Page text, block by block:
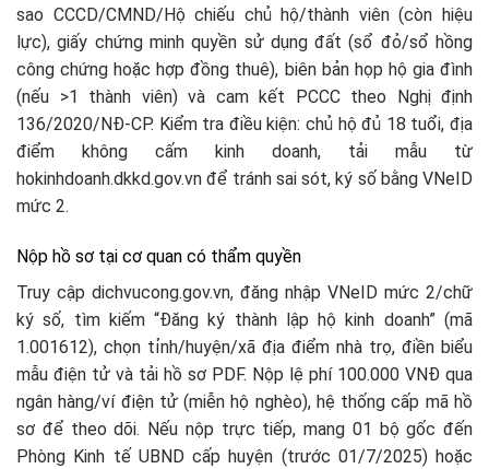
sao CCCD/CMND/Hộ chiếu chủ hộ/thành viên (còn hiệu
lực), giấy chứng minh quyền sử dụng đất (sổ đỏ/sổ hồng
công chứng hoặc hợp đồng thuê), biên bản họp hộ gia đình
(nếu >1 thành viên) và cam kết PCCC theo Nghị định
136/2020/NĐ-CP. Kiểm tra điều kiện: chủ hộ đủ 18 tuổi, địa
điểm không cấm kinh doanh, tải mẫu từ
hokinhdoanh.dkkd.gov.vn để tránh sai sót, ký số bằng VNeID
mức 2.​
Nộp hồ sơ tại cơ quan có thẩm quyền
Truy cập dichvucong.gov.vn, đăng nhập VNeID mức 2/chữ
ký số, tìm kiếm “Đăng ký thành lập hộ kinh doanh” (mã
1.001612), chọn tỉnh/huyện/xã địa điểm nhà trọ, điền biểu
mẫu điện tử và tải hồ sơ PDF. Nộp lệ phí 100.000 VNĐ qua
ngân hàng/ví điện tử (miễn hộ nghèo), hệ thống cấp mã hồ
sơ để theo dõi. Nếu nộp trực tiếp, mang 01 bộ gốc đến
Phòng Kinh tế UBND cấp huyện (trước 01/7/2025) hoặc